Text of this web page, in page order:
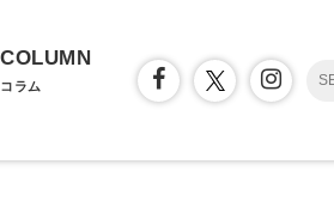
COLUMN
コラム